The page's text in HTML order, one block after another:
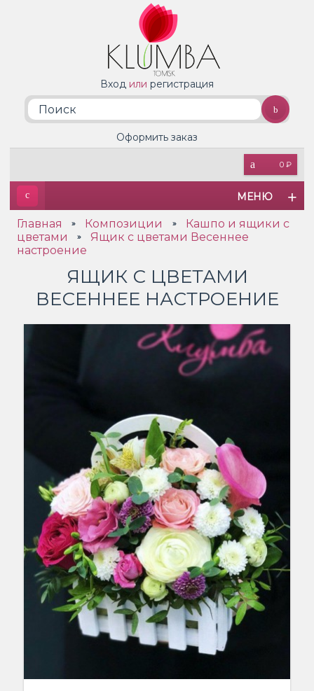
Вход или регистрация
0 ₽
Оформить заказ
МЕНЮ
Главная » Композиции »
Кашпо и ящики с
цветами
»
Ящик с цветами Весеннее
настроение
ЯЩИК С ЦВЕТАМИ
ВЕСЕННЕЕ НАСТРОЕНИЕ